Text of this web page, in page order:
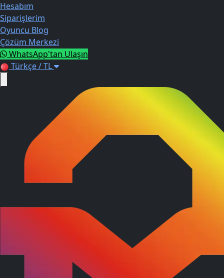
Hesabım
Siparişlerim
Oyuncu Blog
Çözüm Merkezi
WhatsApp'tan Ulaşın
Türkçe / TL